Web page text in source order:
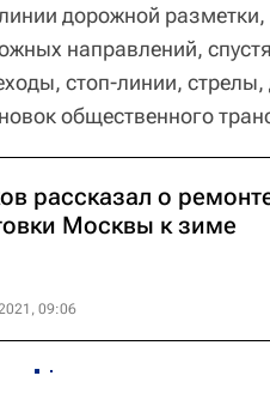
дорожной
направлений,
стоп-линии,
общественного
рассказал о
Москвы к зиме
09:06